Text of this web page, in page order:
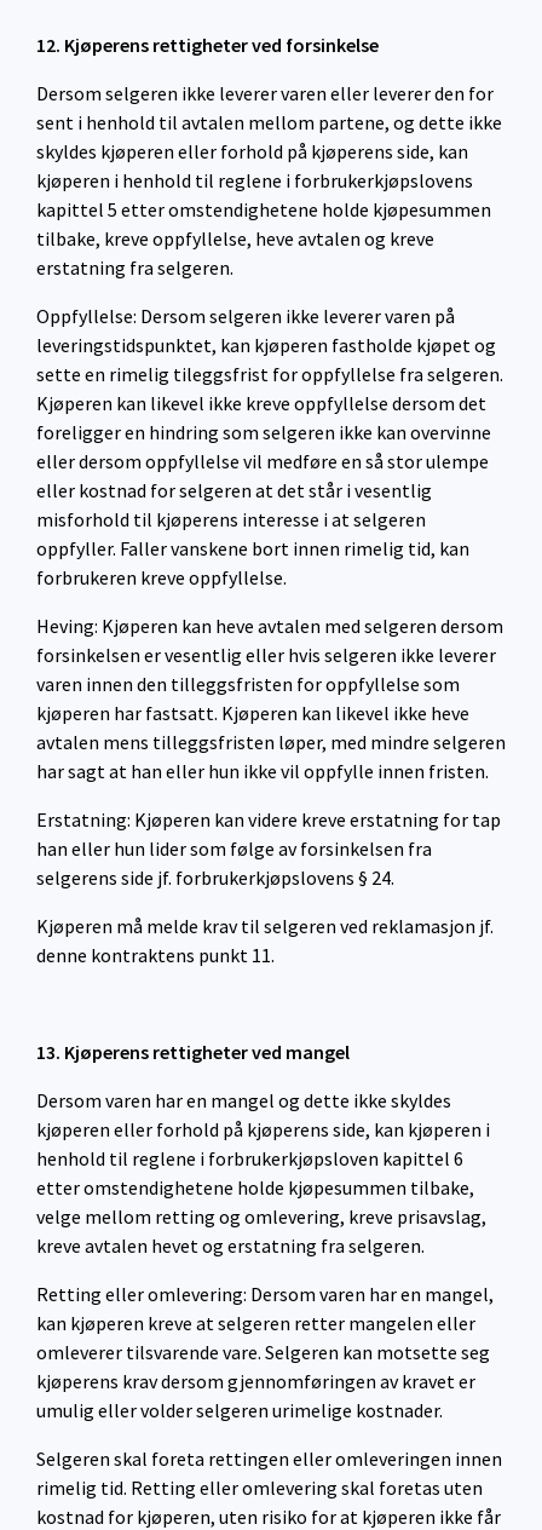
12. Kjøperens rettigheter ved forsinkelse
Dersom selgeren ikke leverer varen eller leverer den for
sent i henhold til avtalen mellom partene, og dette ikke
skyldes kjøperen eller forhold på kjøperens side, kan
kjøperen i henhold til reglene i forbrukerkjøpslovens
kapittel 5 etter omstendighetene holde kjøpesummen
tilbake, kreve oppfyllelse, heve avtalen og kreve
erstatning fra selgeren.
Oppfyllelse: Dersom selgeren ikke leverer varen på
leveringstidspunktet, kan kjøperen fastholde kjøpet og
sette en rimelig tileggsfrist for oppfyllelse fra selgeren.
Kjøperen kan likevel ikke kreve oppfyllelse dersom det
foreligger en hindring som selgeren ikke kan overvinne
eller dersom oppfyllelse vil medføre en så stor ulempe
eller kostnad for selgeren at det står i vesentlig
misforhold til kjøperens interesse i at selgeren
oppfyller. Faller vanskene bort innen rimelig tid, kan
forbrukeren kreve oppfyllelse.
Heving: Kjøperen kan heve avtalen med selgeren dersom
forsinkelsen er vesentlig eller hvis selgeren ikke leverer
varen innen den tilleggsfristen for oppfyllelse som
kjøperen har fastsatt. Kjøperen kan likevel ikke heve
avtalen mens tilleggsfristen løper, med mindre selgeren
har sagt at han eller hun ikke vil oppfylle innen fristen.
Erstatning: Kjøperen kan videre kreve erstatning for tap
han eller hun lider som følge av forsinkelsen fra
selgerens side jf. forbrukerkjøpslovens § 24.
Kjøperen må melde krav til selgeren ved reklamasjon jf.
denne kontraktens punkt 11.
13. Kjøperens rettigheter ved mangel
Dersom varen har en mangel og dette ikke skyldes
kjøperen eller forhold på kjøperens side, kan kjøperen i
henhold til reglene i forbrukerkjøpsloven kapittel 6
etter omstendighetene holde kjøpesummen tilbake,
velge mellom retting og omlevering, kreve prisavslag,
kreve avtalen hevet og erstatning fra selgeren.
Retting eller omlevering: Dersom varen har en mangel,
kan kjøperen kreve at selgeren retter mangelen eller
omleverer tilsvarende vare. Selgeren kan motsette seg
kjøperens krav dersom gjennomføringen av kravet er
umulig eller volder selgeren urimelige kostnader.
Selgeren skal foreta rettingen eller omleveringen innen
rimelig tid. Retting eller omlevering skal foretas uten
kostnad for kjøperen, uten risiko for at kjøperen ikke får